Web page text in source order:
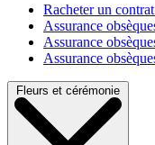
Racheter un
Assurance
Assurance
Assurance
Fleurs et cérémonie